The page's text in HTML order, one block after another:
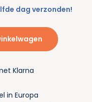
dag verzonden!
Klarna
in Europa